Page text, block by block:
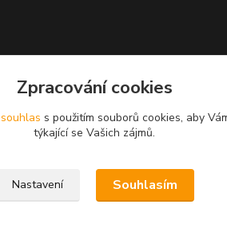
Zpracování cookies
souhlas s použitím souborů cookies, aby
týkající se Vašich zájmů.
Nastavení Souhlasím